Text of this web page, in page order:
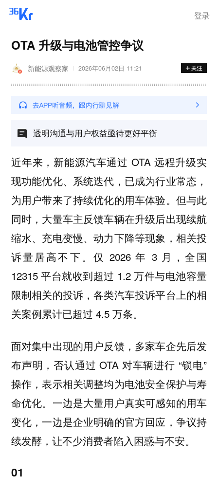
登录
OTA 升级与电池管控争议
新能源观察家 2026年06月02日 11:21
透明沟通与用户权益亟待更好平衡
近年来，新能源汽车通过 OTA 远程升级实
现功能优化、系统迭代，已成为行业常态，
为用户带来了持续优化的用车体验。但与此
同时，大量车主反馈车辆在升级后出现续航
缩水、充电变慢、动力下降等现象，相关投
诉量居高不下。仅 2026 年 3 月，全国
12315 平台就收到超过 1.2 万件与电池容量
限制相关的投诉，各类汽车投诉平台上的相
关案例累计已超过 4.5 万条。
面对集中出现的用户反馈，多家车企先后发
布声明，否认通过 OTA 对车辆进行 “锁电”
操作，表示相关调整均为电池安全保护与寿
命优化。一边是大量用户真实可感知的用车
变化，一边是企业明确的官方回应，争议持
续发酵，让不少消费者陷入困惑与不安。
01